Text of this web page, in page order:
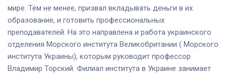
мире. Тем не менее, призвал вкладывать деньги в их
образование, и готовить профессиональных
преподавателей. На это направлена и работа украинского
отделения Морского института Великобритании ( Морского
института Украины), которым руководит профессор
Владимир Торский. Филиал института в Украине занимает